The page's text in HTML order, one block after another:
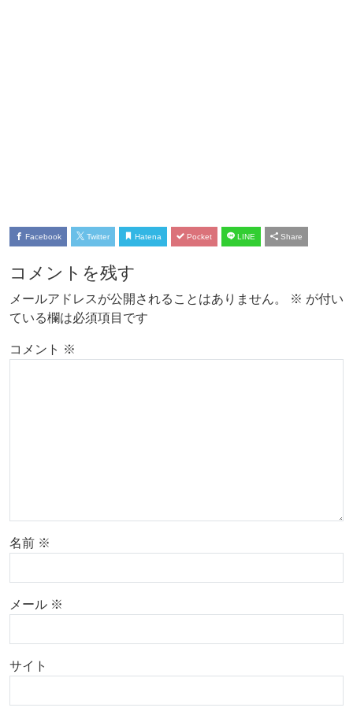
Facebook Twitter Hatena Pocket LINE Share
コメントを残す
メールアドレスが公開されることはありません。 ※ が付い
ている欄は必須項目です
コメント ※
名前 ※
メール ※
サイト